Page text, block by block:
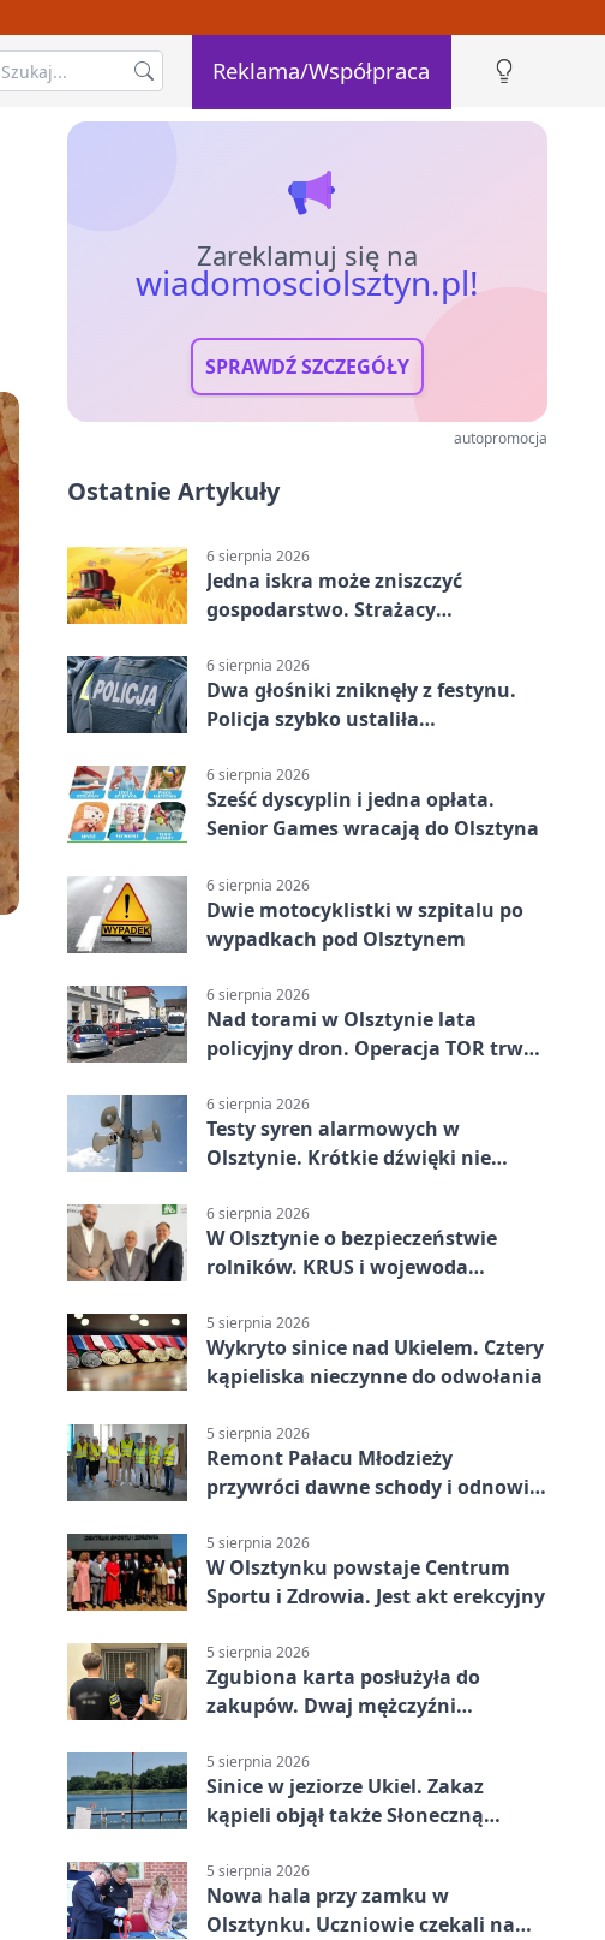
Reklama/Współpraca
Zareklamuj się na
wiadomosciolsztyn.pl!
SPRAWDŹ SZCZEGÓŁY
autopromocja
Ostatnie Artykuły
6 sierpnia 2026
Jedna iskra może zniszczyć
gospodarstwo. Strażacy
6 sierpnia 2026
Dwa głośniki zniknęły z festynu.
Policja szybko ustaliła
6 sierpnia 2026
Sześć dyscyplin i jedna opłata.
Senior Games wracają do Olsztyna
6 sierpnia 2026
Dwie motocyklistki w szpitalu po
wypadkach pod Olsztynem
6 sierpnia 2026
Nad torami w Olsztynie lata
policyjny dron. Operacja TOR trwa
6 sierpnia 2026
Testy syren alarmowych w
Olsztynie. Krótkie dźwięki nie
6 sierpnia 2026
W Olsztynie o bezpieczeństwie
rolników. KRUS i wojewoda
5 sierpnia 2026
Wykryto sinice nad Ukielem. Cztery
kąpieliska nieczynne do odwołania
5 sierpnia 2026
Remont Pałacu Młodzieży
przywróci dawne schody i odnowi
5 sierpnia 2026
W Olsztynku powstaje Centrum
Sportu i Zdrowia. Jest akt erekcyjny
5 sierpnia 2026
Zgubiona karta posłużyła do
zakupów. Dwaj mężczyźni
5 sierpnia 2026
Sinice w jeziorze Ukiel. Zakaz
kąpieli objął także Słoneczną
5 sierpnia 2026
Nowa hala przy zamku w
Olsztynku. Uczniowie czekali na